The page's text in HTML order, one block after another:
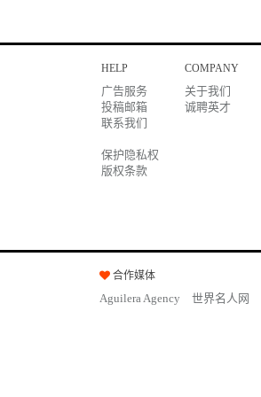
HELP
广告服务
投稿邮箱
联系我们
保护隐私权
版权条款
COMPANY
关于我们
诚聘英才
合作媒体
Aguilera Agency 世界名人网